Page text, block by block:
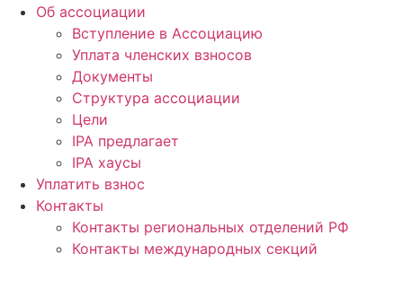
Об ассоциации
Вступление в Ассоциацию
Уплата членских взносов
Документы
Структура ассоциации
Цели
IPA предлагает
IPA хаусы
Уплатить взнос
Контакты
Контакты региональных отделений РФ
Контакты международных секций